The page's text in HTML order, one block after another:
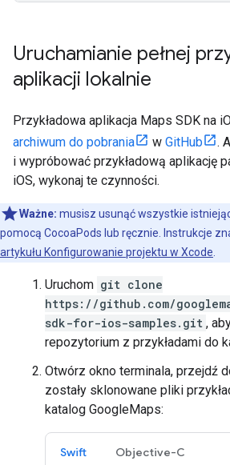
Uruchamianie pełnej
aplikacji lokalnie
Przykładowa aplikacja Maps SDK na
archiwum do pobrania
w GitHub
.
i wypróbować przykładową aplikację
iOS, wykonaj te czynności.
Ważne: musisz usunąć wszystkie
pomocą CocoaPods lub ręcznie. Instrukcje
artykułu Konfigurowanie projektu w Xcode.
Uruchom git clone
https://github.com/
sdk-for-ios-samples.git ,
repozytorium z przykładami do
Otwórz okno terminala, przejdź
zostały sklonowane pliki
katalog GoogleMaps:
Swift Objective-C